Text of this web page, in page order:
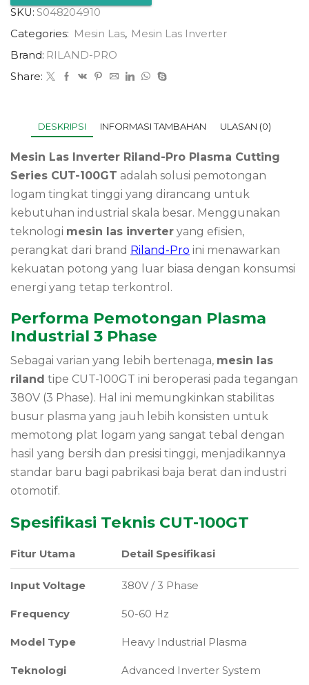
SKU: S048204910
Categories: Mesin Las, Mesin Las Inverter
Brand: RILAND-PRO
Share:
DESKRIPSI INFORMASI TAMBAHAN ULASAN (0)
Mesin Las Inverter Riland-Pro Plasma Cutting
Series CUT-100GT adalah solusi pemotongan
logam tingkat tinggi yang dirancang untuk
kebutuhan industrial skala besar. Menggunakan
teknologi mesin las inverter yang efisien,
perangkat dari brand Riland-Pro ini menawarkan
kekuatan potong yang luar biasa dengan konsumsi
energi yang tetap terkontrol.
Performa Pemotongan Plasma
Industrial 3 Phase
Sebagai varian yang lebih bertenaga, mesin las
riland tipe CUT-100GT ini beroperasi pada tegangan
380V (3 Phase). Hal ini memungkinkan stabilitas
busur plasma yang jauh lebih konsisten untuk
memotong plat logam yang sangat tebal dengan
hasil yang bersih dan presisi tinggi, menjadikannya
standar baru bagi pabrikasi baja berat dan industri
otomotif.
Spesifikasi Teknis CUT-100GT
Fitur Utama Detail Spesifikasi
Input Voltage 380V / 3 Phase
Frequency 50-60 Hz
Model Type Heavy Industrial Plasma
Teknologi Advanced Inverter System